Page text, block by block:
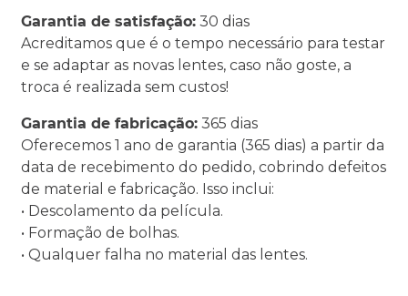
Garantia de satisfação: 30 dias
Acreditamos que é o tempo necessário para testar
e se adaptar as novas lentes, caso não goste, a
troca é realizada sem custos!
Garantia de fabricação: 365 dias
Oferecemos 1 ano de garantia (365 dias) a partir da
data de recebimento do pedido, cobrindo defeitos
de material e fabricação. Isso inclui:
• Descolamento da película.
• Formação de bolhas.
• Qualquer falha no material das lentes.